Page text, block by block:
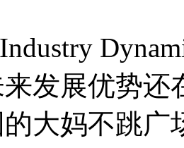
发展优势还
大妈不跳广